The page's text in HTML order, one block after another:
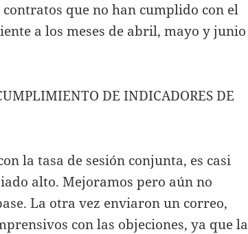
que no han cumplido con el
a los meses de abril, mayo y junio
DE INDICADORES DE
la tasa de sesión conjunta, es casi
alto. Mejoramos pero aún no
La otra vez enviaron un correo,
con las objeciones, ya que la